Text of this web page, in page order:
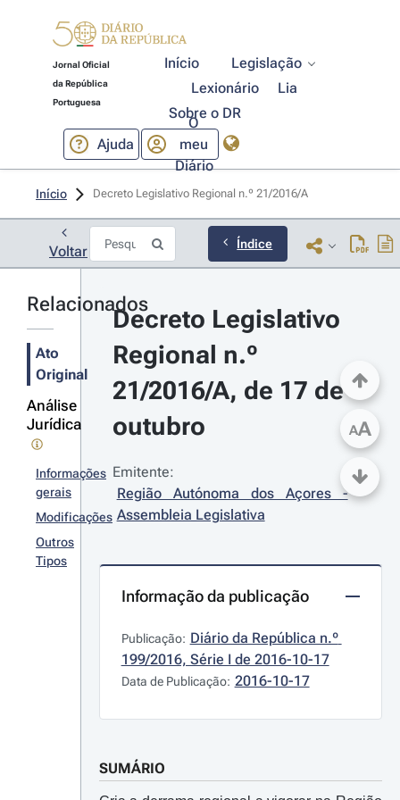
Jornal Oficial
da República
Portuguesa
Início
Legislação
Lexionário
Lia
Sobre o DR
Ajuda
O
meu
Diário
Início Decreto Legislativo Regional n.º 21/2016/A
Voltar Índice
Relacionados
Ato
Original
Análise
Jurídica
Informações
gerais
Modificações
Outros
Tipos
Decreto Legislativo
Regional n.º
21/2016/A, de 17 de
outubro
Emitente:
Região Autónoma dos Açores -
Assembleia Legislativa
Informação da publicação
Publicação: Diário da República n.º
199/2016, Série I de 2016-10-17
Data de Publicação: 2016-10-17
SUMÁRIO
AA